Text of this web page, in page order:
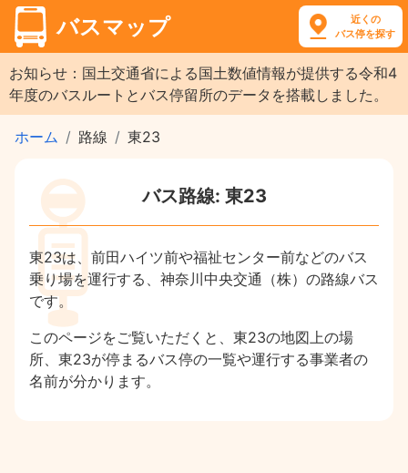
バスマップ
近くの
バス停を探す
お知らせ：国土交通省による国土数値情報が提供する令和4
年度のバスルートとバス停留所のデータを搭載しました。
ホーム 路線 東23
バス路線: 東23
東23は、前田ハイツ前や福祉センター前などのバス
乗り場を運行する、神奈川中央交通（株）の路線バス
です。
このページをご覧いただくと、東23の地図上の場
所、東23が停まるバス停の一覧や運行する事業者の
名前が分かります。